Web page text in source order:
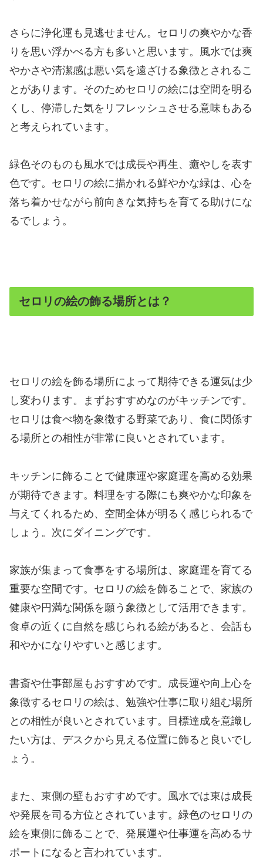
さらに浄化運も見逃せません。セロリの爽やかな香
りを思い浮かべる方も多いと思います。風水では爽
やかさや清潔感は悪い気を遠ざける象徴とされるこ
とがあります。そのためセロリの絵には空間を明る
くし、停滞した気をリフレッシュさせる意味もある
と考えられています。
緑色そのものも風水では成長や再生、癒やしを表す
色です。セロリの絵に描かれる鮮やかな緑は、心を
落ち着かせながら前向きな気持ちを育てる助けにな
るでしょう。
セロリの絵の飾る場所とは？
セロリの絵を飾る場所によって期待できる運気は少
し変わります。まずおすすめなのがキッチンです。
セロリは食べ物を象徴する野菜であり、食に関係す
る場所との相性が非常に良いとされています。
キッチンに飾ることで健康運や家庭運を高める効果
が期待できます。料理をする際にも爽やかな印象を
与えてくれるため、空間全体が明るく感じられるで
しょう。次にダイニングです。
家族が集まって食事をする場所は、家庭運を育てる
重要な空間です。セロリの絵を飾ることで、家族の
健康や円満な関係を願う象徴として活用できます。
食卓の近くに自然を感じられる絵があると、会話も
和やかになりやすいと感じます。
書斎や仕事部屋もおすすめです。成長運や向上心を
象徴するセロリの絵は、勉強や仕事に取り組む場所
との相性が良いとされています。目標達成を意識し
たい方は、デスクから見える位置に飾ると良いでし
ょう。
また、東側の壁もおすすめです。風水では東は成長
や発展を司る方位とされています。緑色のセロリの
絵を東側に飾ることで、発展運や仕事運を高めるサ
ポートになると言われています。